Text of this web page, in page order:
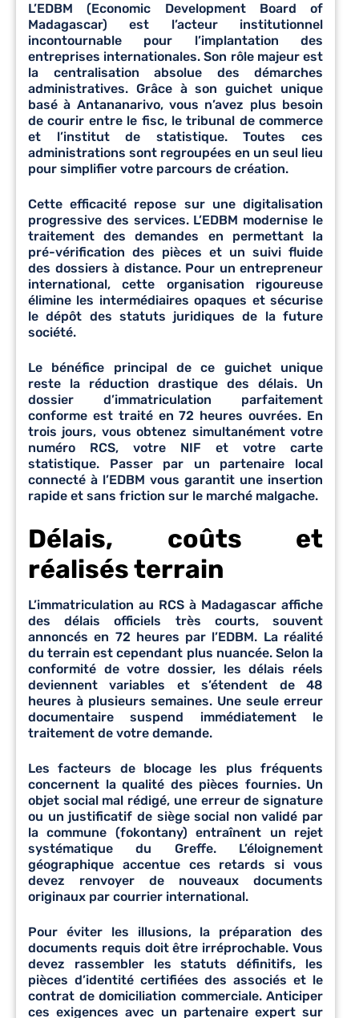
L’EDBM (Economic Development Board of
Madagascar) est l’acteur institutionnel
incontournable pour l’implantation des
entreprises internationales. Son rôle majeur est
la centralisation absolue des démarches
administratives. Grâce à son guichet unique
basé à Antananarivo, vous n’avez plus besoin
de courir entre le fisc, le tribunal de commerce
et l’institut de statistique. Toutes ces
administrations sont regroupées en un seul lieu
pour simplifier votre parcours de création.
Cette efficacité repose sur une digitalisation
progressive des services. L’EDBM modernise le
traitement des demandes en permettant la
pré-vérification des pièces et un suivi fluide
des dossiers à distance. Pour un entrepreneur
international, cette organisation rigoureuse
élimine les intermédiaires opaques et sécurise
le dépôt des statuts juridiques de la future
société.
Le bénéfice principal de ce guichet unique
reste la réduction drastique des délais. Un
dossier d’immatriculation parfaitement
conforme est traité en 72 heures ouvrées. En
trois jours, vous obtenez simultanément votre
numéro RCS, votre NIF et votre carte
statistique. Passer par un partenaire local
connecté à l’EDBM vous garantit une insertion
rapide et sans friction sur le marché malgache.
Délais, coûts et
réalisés terrain
L’immatriculation au RCS à Madagascar affiche
des délais officiels très courts, souvent
annoncés en 72 heures par l’EDBM. La réalité
du terrain est cependant plus nuancée. Selon la
conformité de votre dossier, les délais réels
deviennent variables et s’étendent de 48
heures à plusieurs semaines. Une seule erreur
documentaire suspend immédiatement le
traitement de votre demande.
Les facteurs de blocage les plus fréquents
concernent la qualité des pièces fournies. Un
objet social mal rédigé, une erreur de signature
ou un justificatif de siège social non validé par
la commune (fokontany) entraînent un rejet
systématique du Greffe. L’éloignement
géographique accentue ces retards si vous
devez renvoyer de nouveaux documents
originaux par courrier international.
Pour éviter les illusions, la préparation des
documents requis doit être irréprochable. Vous
devez rassembler les statuts définitifs, les
pièces d’identité certifiées des associés et le
contrat de domiciliation commerciale. Anticiper
ces exigences avec un partenaire expert sur